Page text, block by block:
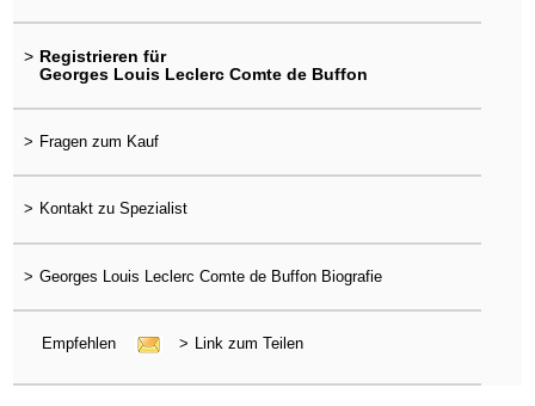
> Registrieren für
Georges Louis Leclerc Comte de Buffon
> Fragen zum Kauf
> Kontakt zu Spezialist
> Georges Louis Leclerc Comte de Buffon Biografie
Empfehlen > Link zum Teilen